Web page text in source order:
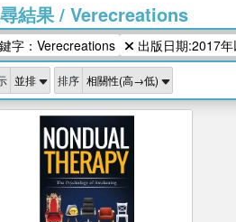
結果/ Verecreations
字：Verecreations 出版日期:2017
排序